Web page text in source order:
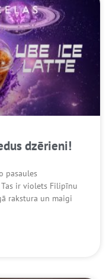
dzērieni!
pasaules
ir violets Filipīnu
rakstura un maigi